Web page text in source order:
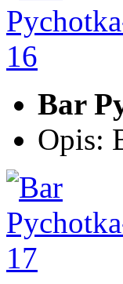
Bar
Opis: